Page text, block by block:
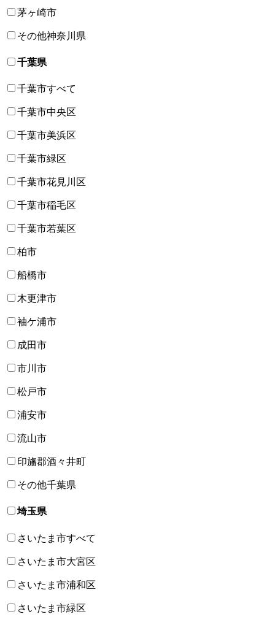
茅ヶ崎市
その他神奈川県
千葉県
千葉市すべて
千葉市中央区
千葉市美浜区
千葉市緑区
千葉市花見川区
千葉市稲毛区
千葉市若葉区
柏市
船橋市
木更津市
袖ケ浦市
成田市
市川市
松戸市
浦安市
流山市
印旛郡酒々井町
その他千葉県
埼玉県
さいたま市すべて
さいたま市大宮区
さいたま市浦和区
さいたま市緑区